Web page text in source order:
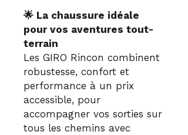
🌟 La chaussure idéale
pour vos aventures tout-
terrain
Les GIRO Rincon combinent
robustesse, confort et
performance à un prix
accessible, pour
accompagner vos sorties sur
tous les chemins avec